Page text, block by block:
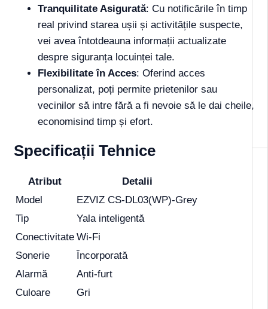
Tranquilitate Asigurată: Cu notificările în timp
real privind starea ușii și activitățile suspecte,
vei avea întotdeauna informații actualizate
despre siguranța locuinței tale.
Flexibilitate în Acces: Oferind acces
personalizat, poți permite prietenilor sau
vecinilor să intre fără a fi nevoie să le dai cheile,
economisind timp și efort.
Specificații Tehnice
Atribut
Detalii
Model
EZVIZ CS-DL03(WP)-Grey
Tip
Yala inteligentă
Conectivitate Wi-Fi
Sonerie
Încorporată
Alarmă
Anti-furt
Culoare
Gri